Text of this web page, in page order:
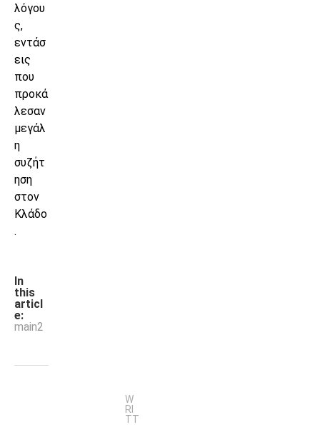
λόγου
ς,
εντάσ
εις
που
προκά
λεσαν
μεγάλ
η
συζήτ
ηση
στον
Κλάδο
.
In
this
articl
e:
main2
W
RI
TT